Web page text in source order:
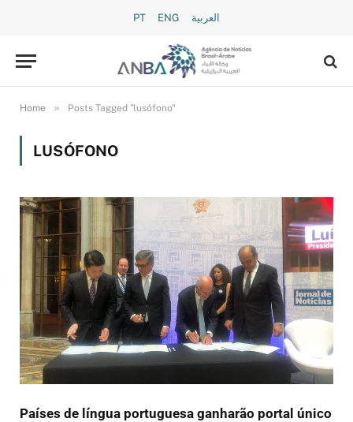
PT ENG العربية
Home » Posts Tagged "lusófono"
LUSÓFONO
Países de língua portuguesa ganharão portal único